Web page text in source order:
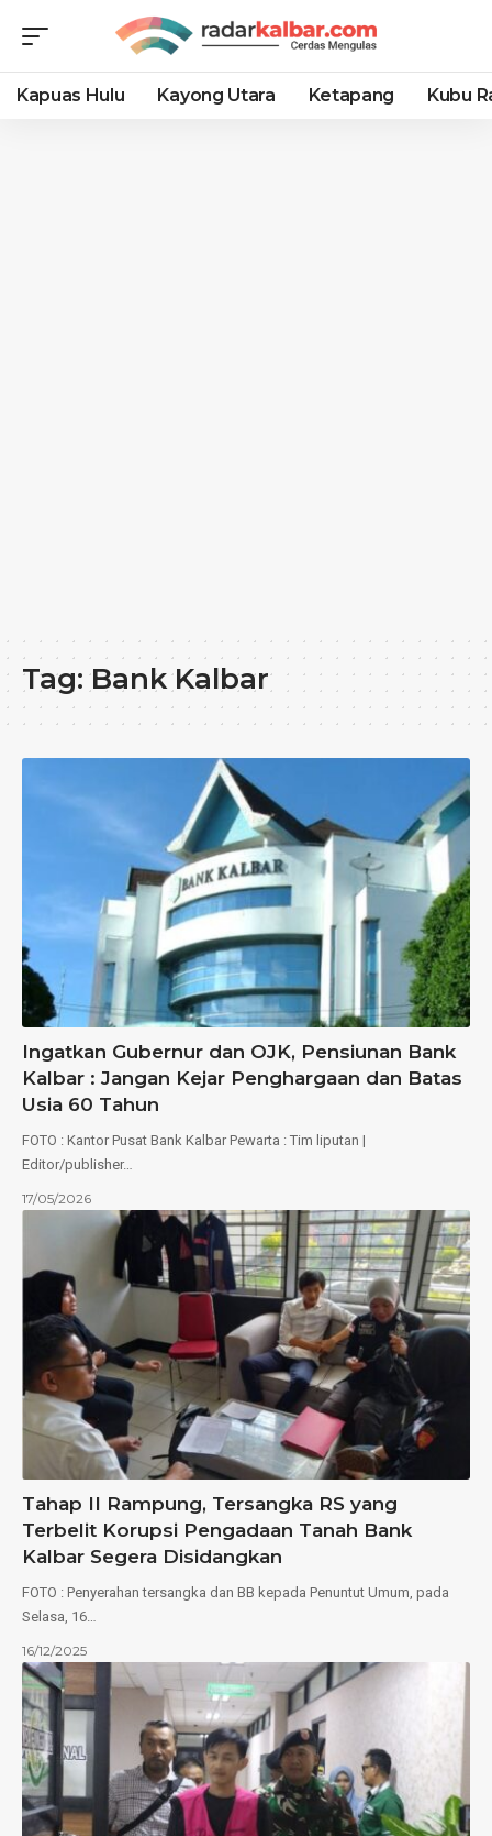
Kapuas Hulu Kayong Utara Ketapang Kubu
Tag:Bank Kalbar
Ingatkan Gubernur dan OJK, Pensiunan Bank
Kalbar : Jangan Kejar Penghargaan dan Batas
Usia 60 Tahun
FOTO : Kantor Pusat Bank Kalbar Pewarta : Tim liputan |
Editor/publisher…
17/05/2026
Tahap II Rampung, Tersangka RS yang
Terbelit Korupsi Pengadaan Tanah Bank
Kalbar Segera Disidangkan
FOTO : Penyerahan tersangka dan BB kepada Penuntut Umum, pada
Selasa, 16…
16/12/2025